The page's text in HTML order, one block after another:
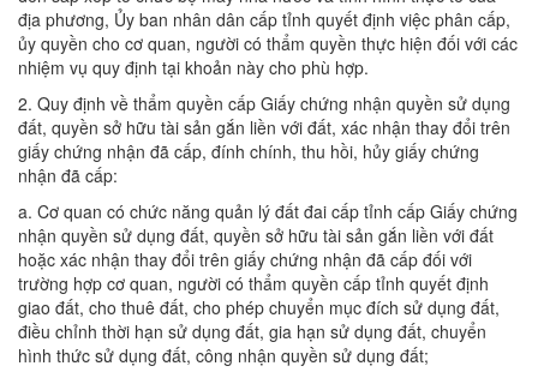
địa phương, Ủy ban nhân dân cấp tỉnh quyết định việc phân cấp,
ủy quyền cho cơ quan, người có thẩm quyền thực hiện đối với các
nhiệm vụ quy định tại khoản này cho phù hợp.
2. Quy định về thẩm quyền cấp Giấy chứng nhận quyền sử dụng
đất, quyền sở hữu tài sản gắn liền với đất, xác nhận thay đổi trên
giấy chứng nhận đã cấp, đính chính, thu hồi, hủy giấy chứng
nhận đã cấp:
a. Cơ quan có chức năng quản lý đất đai cấp tỉnh cấp Giấy chứng
nhận quyền sử dụng đất, quyền sở hữu tài sản gắn liền với đất
hoặc xác nhận thay đổi trên giấy chứng nhận đã cấp đối với
trường hợp cơ quan, người có thẩm quyền cấp tỉnh quyết định
giao đất, cho thuê đất, cho phép chuyển mục đích sử dụng đất,
điều chỉnh thời hạn sử dụng đất, gia hạn sử dụng đất, chuyển
hình thức sử dụng đất, công nhận quyền sử dụng đất;